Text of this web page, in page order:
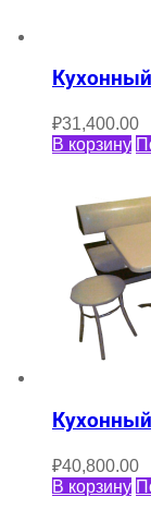
₽31,400.00
В корзину
₽40,800.00
В корзину